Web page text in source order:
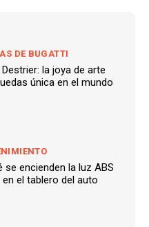
DE BUGATTI
la joya de arte
única en el mundo
se encienden la luz ABS
en el tablero del auto